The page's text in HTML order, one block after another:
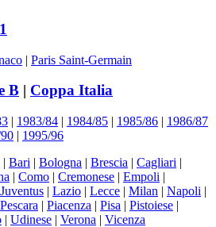
| Paris Saint-Germain
B | Coppa Italia
| 1983/84 | 1984/85 | 1985/86 | 1986/87
| 1995/96
| Bari | Bologna | Brescia | Cagliari |
| Como | Cremonese | Empoli |
Juventus | Lazio | Lecce | Milan | Napoli |
Pescara | Piacenza | Pisa | Pistoiese |
| Udinese | Verona | Vicenza